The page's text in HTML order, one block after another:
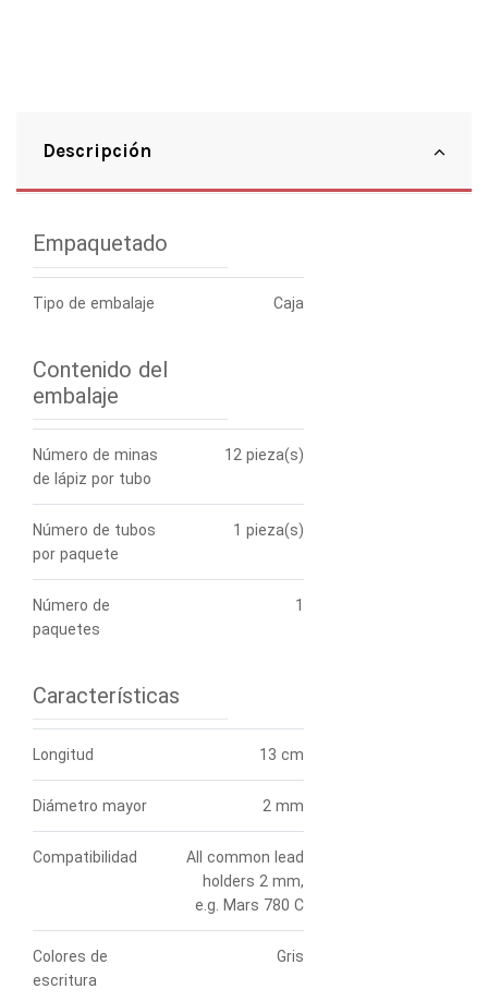
Descripción
Empaquetado
Tipo de embalaje Caja
Contenido del
embalaje
Número de minas
de lápiz por tubo
12 pieza(s)
Número de tubos
por paquete
1 pieza(s)
Número de
paquetes
1
Características
Longitud 13 cm
Diámetro mayor 2 mm
Compatibilidad
All common lead
holders 2 mm,
e.g. Mars 780 C
Colores de
escritura
Gris